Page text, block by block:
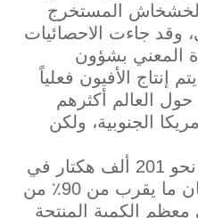
المستخرج
وقد جاءت الاحصائيات
المعني بشؤون
إنتاج الأفيون فعلياً
من 50 دولة حول العالم أكثرهم
الجنوبية، ولكن
أفغانستان فقد تم زراعة نحو 201 ألف هكتار في
عام 2016، وتنتج أفغانستان ما يقرب من 90٪ من
معظم الكمية المنتجة